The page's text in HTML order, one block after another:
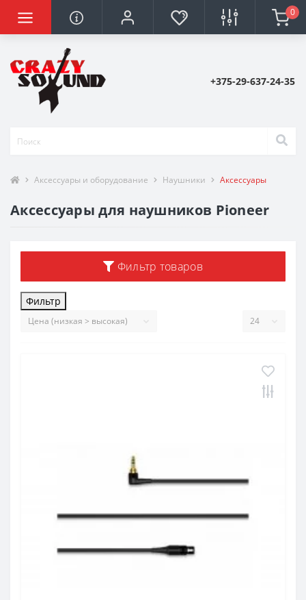
0
+375-29-637-24-35
Аксессуары и оборудование Наушники Аксессуары
Аксессуары для наушников Pioneer
Фильтр товаров
Фильтр